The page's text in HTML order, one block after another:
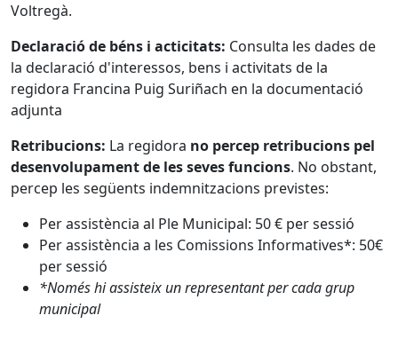
Voltregà.
Declaració de béns i acticitats: Consulta les dades de
la declaració d'interessos, bens i activitats de la
regidora Francina Puig Suriñach en la documentació
adjunta
Retribucions: La regidora no percep retribucions pel
desenvolupament de les seves funcions. No obstant,
percep les següents indemnitzacions previstes:
Per assistència al Ple Municipal: 50 € per sessió
Per assistència a les Comissions Informatives*: 50€
per sessió
*Només hi assisteix un representant per cada grup
municipal